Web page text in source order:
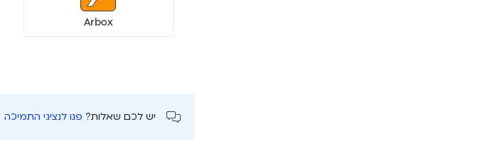
Arbox
יש לכם שאלות? פנו לנציגי התמיכה